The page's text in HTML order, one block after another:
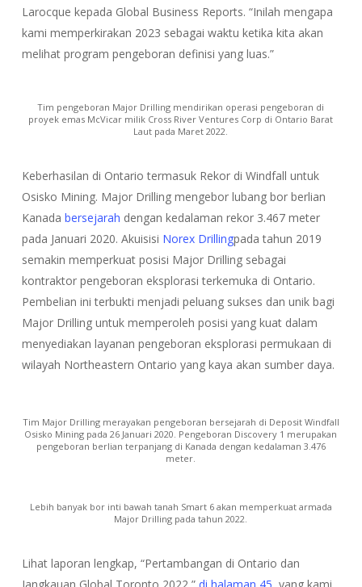
Larocque kepada Global Business Reports. “Inilah mengapa
kami memperkirakan 2023 sebagai waktu ketika kita akan
melihat program pengeboran definisi yang luas.”
Tim pengeboran Major Drilling mendirikan operasi pengeboran di
proyek emas McVicar milik Cross River Ventures Corp di Ontario Barat
Laut pada Maret 2022.
Keberhasilan di Ontario termasuk Rekor di Windfall untuk
Osisko Mining. Major Drilling mengebor lubang bor berlian
Kanada bersejarah dengan kedalaman rekor 3.467 meter
pada Januari 2020. Akuisisi Norex Drillingpada tahun 2019
semakin memperkuat posisi Major Drilling sebagai
kontraktor pengeboran eksplorasi terkemuka di Ontario.
Pembelian ini terbukti menjadi peluang sukses dan unik bagi
Major Drilling untuk memperoleh posisi yang kuat dalam
menyediakan layanan pengeboran eksplorasi permukaan di
wilayah Northeastern Ontario yang kaya akan sumber daya.
Tim Major Drilling merayakan pengeboran bersejarah di Deposit Windfall
Osisko Mining pada 26 Januari 2020. Pengeboran Discovery 1 merupakan
pengeboran berlian terpanjang di Kanada dengan kedalaman 3.476
meter.
Lebih banyak bor inti bawah tanah Smart 6 akan memperkuat armada
Major Drilling pada tahun 2022.
Lihat laporan lengkap, “Pertambangan di Ontario dan